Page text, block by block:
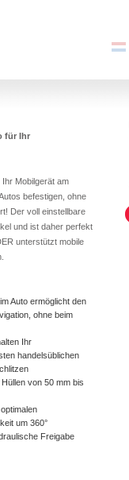
für Ihr
Mobilgerät am
befestigen, ohne
Der voll einstellbare
und ist daher perfekt
unterstützt mobile
Auto ermöglicht den
ohne beim
Ihr
handelsüblichen
von 50 mm bis
um 360°
Freigabe